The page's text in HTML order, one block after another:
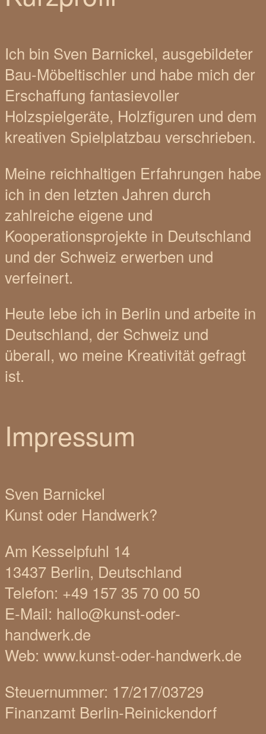
Ich bin Sven Barnickel, ausgebildeter
Bau-Möbeltischler und habe mich der
Erschaffung fantasievoller
Holzspielgeräte, Holzfiguren und dem
kreativen Spielplatzbau verschrieben.
Meine reichhaltigen Erfahrungen habe
ich in den letzten Jahren durch
zahlreiche eigene und
Kooperationsprojekte in Deutschland
und der Schweiz erwerben und
verfeinert.
Heute lebe ich in Berlin und arbeite in
Deutschland, der Schweiz und
überall, wo meine Kreativität gefragt
ist.
Impressum
Sven Barnickel
Kunst oder Handwerk?
Am Kesselpfuhl 14
13437 Berlin, Deutschland
Telefon: +49 157 35 70 00 50
E-Mail: hallo@kunst-oder-
handwerk.de
Web: www.kunst-oder-handwerk.de
Steuernummer: 17/217/03729
Finanzamt Berlin-Reinickendorf